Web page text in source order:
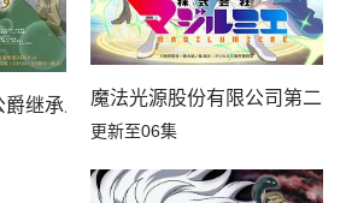
继承人，不知为何对我宠爱有加
魔法光源股份有限公司第二季
更新至06集